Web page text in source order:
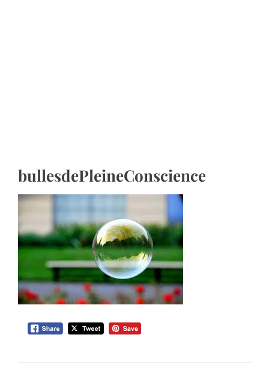
bullesdePleineConscience